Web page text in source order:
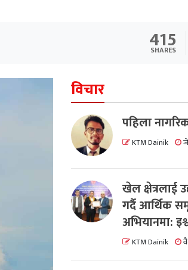
415
SHARES
विचार
पहिला
KTM Dainik
खेल क्षेत्रलाई
गर्दै आर्थिक
अभियानमा:
KTM Dainik